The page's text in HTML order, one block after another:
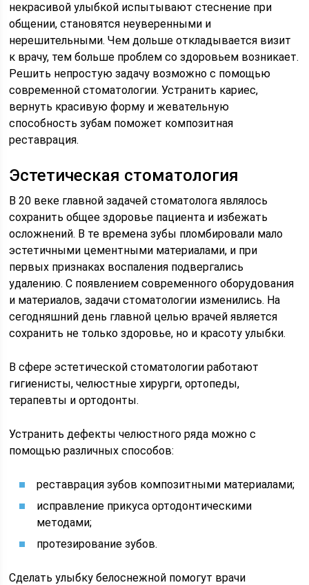
некрасивой улыбкой испытывают стеснение при
общении, становятся неуверенными и
нерешительными. Чем дольше откладывается визит
к врачу, тем больше проблем со здоровьем возникает.
Решить непростую задачу возможно с помощью
современной стоматологии. Устранить кариес,
вернуть красивую форму и жевательную
способность зубам поможет композитная
реставрация.
Эстетическая стоматология
В 20 веке главной задачей стоматолога являлось
сохранить общее здоровье пациента и избежать
осложнений. В те времена зубы пломбировали мало
эстетичными цементными материалами, и при
первых признаках воспаления подвергались
удалению. С появлением современного оборудования
и материалов, задачи стоматологии изменились. На
сегодняшний день главной целью врачей является
сохранить не только здоровье, но и красоту улыбки.
В сфере эстетической стоматологии работают
гигиенисты, челюстные хирурги, ортопеды,
терапевты и ортодонты.
Устранить дефекты челюстного ряда можно с
помощью различных способов:
реставрация зубов композитными материалами;
исправление прикуса ортодонтическими
методами;
протезирование зубов.
Сделать улыбку белоснежной помогут врачи